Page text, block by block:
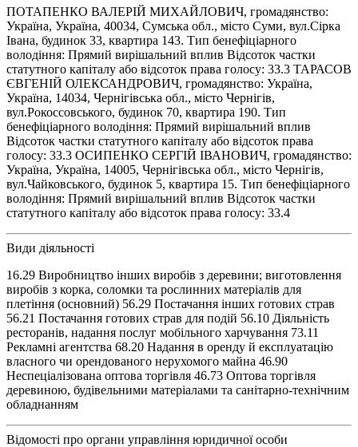
ПОТАПЕНКО ВАЛЕРІЙ МИХАЙЛОВИЧ, громадянство:
Україна, Україна, 40034, Сумська обл., місто Суми, вул.Сірка
Івана, будинок 33, квартира 143. Тип бенефіціарного
володіння: Прямий вирішальний вплив Відсоток частки
статутного капіталу або відсоток права голосу: 33.3 ТАРАСОВ
ЄВГЕНІЙ ОЛЕКСАНДРОВИЧ, громадянство: Україна,
Україна, 14034, Чернігівська обл., місто Чернігів,
вул.Рокоссовського, будинок 70, квартира 190. Тип
бенефіціарного володіння: Прямий вирішальний вплив
Відсоток частки статутного капіталу або відсоток права
голосу: 33.3 ОСИПЕНКО СЕРГІЙ ІВАНОВИЧ, громадянство:
Україна, Україна, 14005, Чернігівська обл., місто Чернігів,
вул.Чайковського, будинок 5, квартира 15. Тип бенефіціарного
володіння: Прямий вирішальний вплив Відсоток частки
статутного капіталу або відсоток права голосу: 33.4
Види діяльності
16.29 Виробництво інших виробів з деревини; виготовлення
виробів з корка, соломки та рослинних матеріалів для
плетіння (основний) 56.29 Постачання інших готових страв
56.21 Постачання готових страв для подій 56.10 Діяльність
ресторанів, надання послуг мобільного харчування 73.11
Рекламні агентства 68.20 Надання в оренду й експлуатацію
власного чи орендованого нерухомого майна 46.90
Неспеціалізована оптова торгівля 46.73 Оптова торгівля
деревиною, будівельними матеріалами та санітарно-технічним
обладнанням
Відомості про органи управління юридичної особи